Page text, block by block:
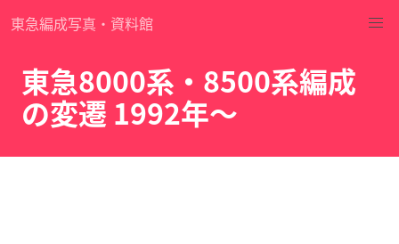
東急編成写真・資料館
東急8000系・8500系編成
の変遷 1992年～